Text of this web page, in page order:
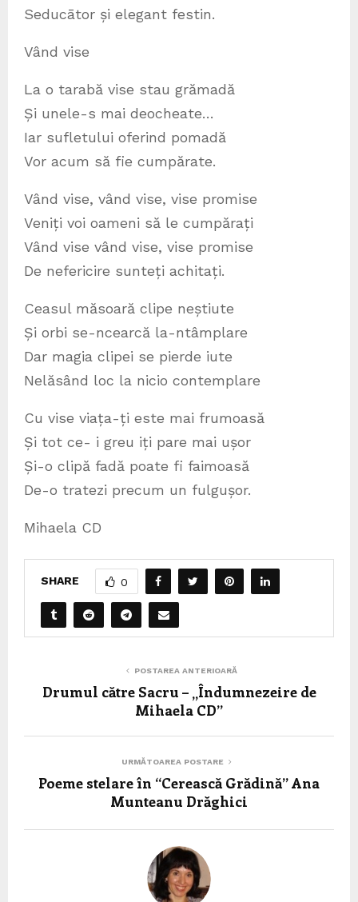
Seducātor și elegant festin.
Vând vise
La o tarabă vise stau grămadă
Și unele-s mai deocheate…
Iar sufletului oferind pomadă
Vor acum să fie cumpărate.
Vând vise, vând vise, vise promise
Veniți voi oameni să le cumpărați
Vând vise vând vise, vise promise
De nefericire sunteți achitați.
Ceasul măsoară clipe neștiute
Și orbi se-ncearcă la-ntâmplare
Dar magia clipei se pierde iute
Nelăsând loc la nicio contemplare
Cu vise viața-ți este mai frumoasă
Și tot ce- i greu iți pare mai ușor
Și-o clipă fadă poate fi faimoasă
De-o tratezi precum un fulgușor.
Mihaela CD
SHARE 0
POSTAREA ANTERIOARĂ
Drumul către Sacru – „Îndumnezeire de
Mihaela CD”
URMĂTOAREA POSTARE
Poeme stelare în “Cerească Grădină” Ana
Munteanu Drăghici